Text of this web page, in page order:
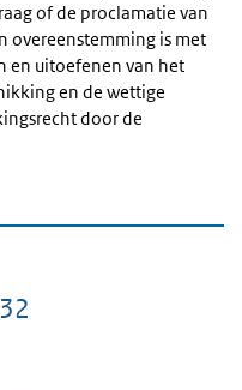
of de proclamatie van
overeenstemming is met
en uitoefenen van het
en de wettige
door de
Pagina
32